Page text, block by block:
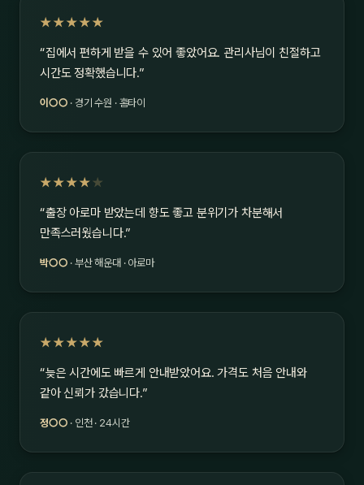
★★★★★
“집에서 편하게 받을 수 있어 좋았어요. 관리사님이 친절하고
시간도 정확했습니다.”
이○○ · 경기 수원 · 홈타이
★★★★ ★
“출장 아로마 받았는데 향도 좋고 분위기가 차분해서
만족스러웠습니다.”
박○○ · 부산 해운대 · 아로마
★★★★★
“늦은 시간에도 빠르게 안내받았어요. 가격도 처음 안내와
같아 신뢰가 갔습니다.”
정○○ · 인천 · 24시간